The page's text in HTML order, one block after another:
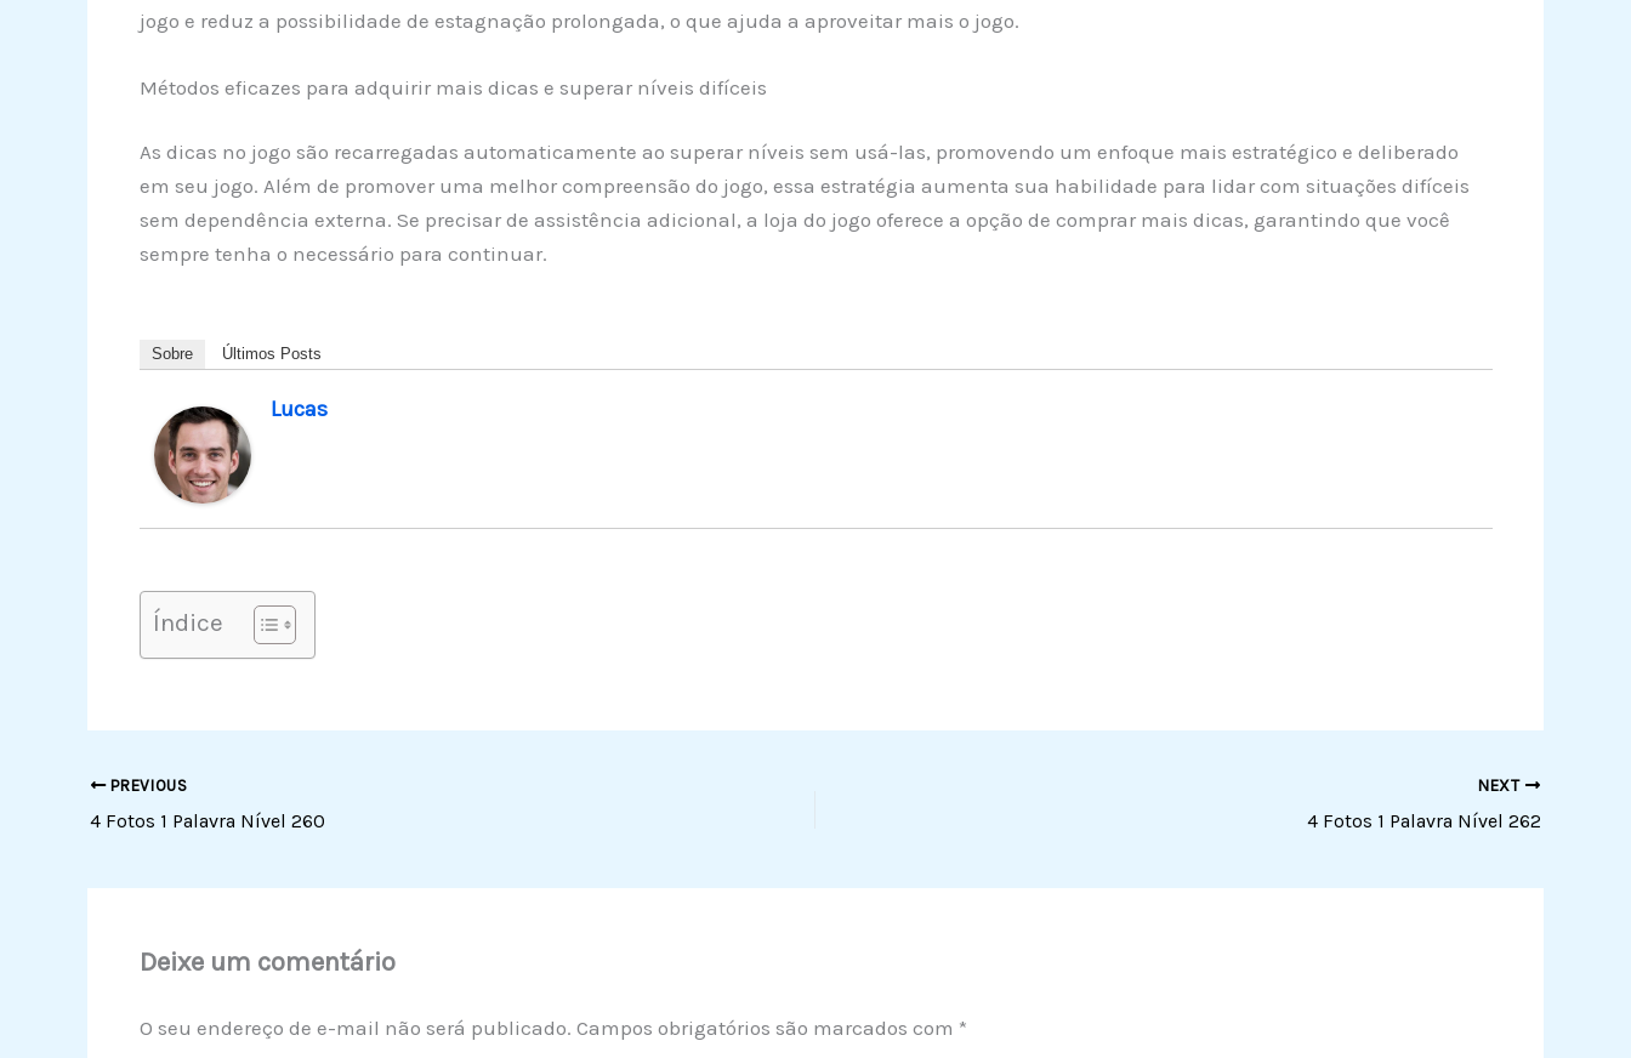
jogo e reduz a possibilidade de estagnação prolongada, o que ajuda a aproveitar mais o jogo.
Métodos eficazes para adquirir mais dicas e superar níveis difíceis
As dicas no jogo são recarregadas automaticamente ao superar níveis sem usá-las, promovendo um enfoque mais estratégico e deliberado
em seu jogo. Além de promover uma melhor compreensão do jogo, essa estratégia aumenta sua habilidade para lidar com situações difíceis
sem dependência externa. Se precisar de assistência adicional, a loja do jogo oferece a opção de comprar mais dicas, garantindo que você
sempre tenha o necessário para continuar.
Sobre Últimos Posts
Lucas
Índice
PREVIOUS
4 Fotos 1 Palavra Nível 260
NEXT
4 Fotos 1 Palavra Nível 262
Deixe um comentário
O seu endereço de e-mail não será publicado. Campos obrigatórios são marcados com *